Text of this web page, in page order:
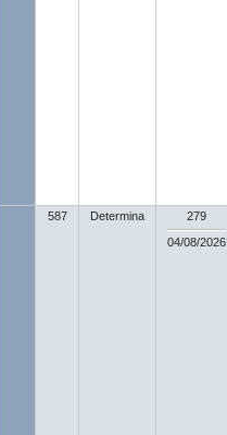
587 Determina
279
04/08/2026